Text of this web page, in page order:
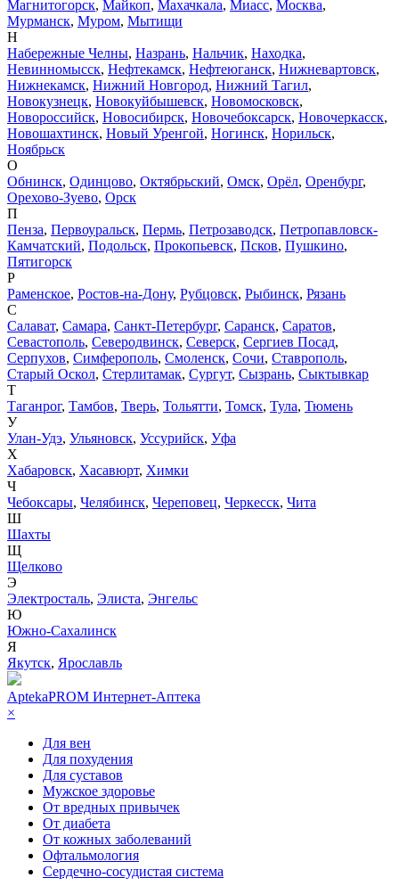
Магнитогорск, Майкоп, Махачкала, Миасс, Москва,
Мурманск, Муром, Мытищи
Н
Набережные Челны, Назрань, Нальчик, Находка,
Невинномысск, Нефтекамск, Нефтеюганск, Нижневартовск,
Нижнекамск, Нижний Новгород, Нижний Тагил,
Новокузнецк, Новокуйбышевск, Новомосковск,
Новороссийск, Новосибирск, Новочебоксарск, Новочеркасск,
Новошахтинск, Новый Уренгой, Ногинск, Норильск,
Ноябрьск
О
Обнинск, Одинцово, Октябрьский, Омск, Орёл, Оренбург,
Орехово-Зуево, Орск
П
Пенза, Первоуральск, Пермь, Петрозаводск, Петропавловск-
Камчатский, Подольск, Прокопьевск, Псков, Пушкино,
Пятигорск
Р
Раменское, Ростов-на-Дону, Рубцовск, Рыбинск, Рязань
С
Салават, Самара, Санкт-Петербург, Саранск, Саратов,
Севастополь, Северодвинск, Северск, Сергиев Посад,
Серпухов, Симферополь, Смоленск, Сочи, Ставрополь,
Старый Оскол, Стерлитамак, Сургут, Сызрань, Сыктывкар
Т
Таганрог, Тамбов, Тверь, Тольятти, Томск, Тула, Тюмень
У
Улан-Удэ, Ульяновск, Уссурийск, Уфа
Х
Хабаровск, Хасавюрт, Химки
Ч
Чебоксары, Челябинск, Череповец, Черкесск, Чита
Ш
Шахты
Щ
Щелково
Э
Электросталь, Элиста, Энгельс
Ю
Южно-Сахалинск
Я
Якутск, Ярославль
AptekaPROM Интернет-Аптека
×
Для вен
Для похудения
Для суставов
Мужское здоровье
От вредных привычек
От диабета
От кожных заболеваний
Офтальмология
Сердечно-сосудистая система